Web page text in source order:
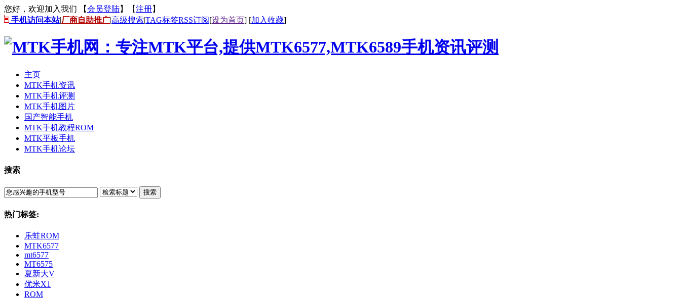
您好，欢迎加入我们 【会员登陆】【注册】
手机访问本站|厂商自助推广|高级搜索|TAG标签RSS订阅[设为首页] [加入收藏]
主页
MTK手机资讯
MTK手机评测
MTK手机图片
国产智能手机
MTK手机教程ROM
MTK平板手机
MTK手机论坛
搜索
搜索
热门标签:
乐蛙ROM
MTK6577
mt6577
MT6575
夏新大V
优米X1
ROM